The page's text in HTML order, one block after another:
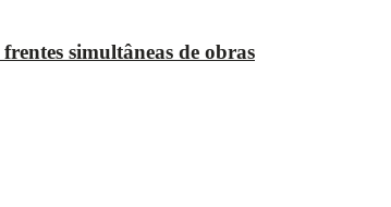
simultâneas de obras